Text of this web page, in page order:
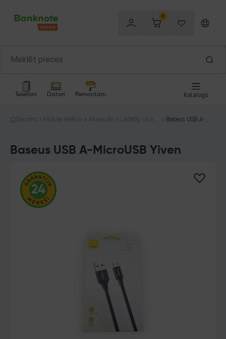
0
Telefoni Datori Remontam Katalogs
Sākums Mobilie telefoni Aksesuāri
Lādētāji un kab
Baseus USB A-M
Baseus USB A-MicroUSB Yiven